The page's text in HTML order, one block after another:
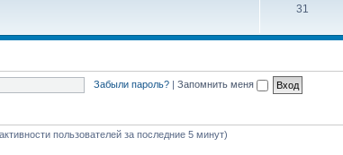
31
Забыли пароль? | Запомнить меня
пользователей за последние 5 минут)